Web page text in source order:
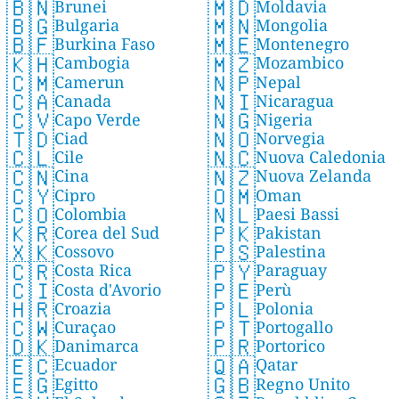
🇧🇳Brunei
🇧🇬Bulgaria
🇧🇫Burkina Faso
🇰🇭Cambogia
🇨🇲Camerun
🇨🇦Canada
🇨🇻Capo Verde
🇹🇩Ciad
🇨🇱Cile
🇨🇳Cina
🇨🇾Cipro
🇨🇴Colombia
🇰🇷Corea del Sud
🇽🇰Cossovo
🇨🇷Costa Rica
🇨🇮Costa d'Avorio
🇭🇷Croazia
🇨🇼Curaçao
🇩🇰Danimarca
🇪🇨Ecuador
🇪🇬Egitto
🇲🇩Moldavia
🇲🇳Mongolia
🇲🇪Montenegro
🇲🇿Mozambico
🇳🇵Nepal
🇳🇮Nicaragua
🇳🇬Nigeria
🇳🇴Norvegia
🇳🇨Nuova Caledonia
🇳🇿Nuova Zelanda
🇴🇲Oman
🇳🇱Paesi Bassi
🇵🇰Pakistan
🇵🇸Palestina
🇵🇾Paraguay
🇵🇪Perù
🇵🇱Polonia
🇵🇹Portogallo
🇵🇷Portorico
🇶🇦Qatar
🇬🇧Regno Unito